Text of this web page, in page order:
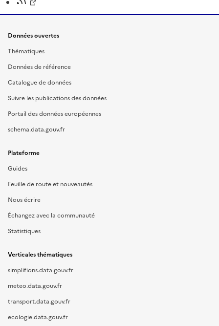
Données ouvertes
Thématiques
Données de référence
Catalogue de données
Suivre les publications des données
Portail des données européennes
schema.data.gouv.fr
Plateforme
Guides
Feuille de route et nouveautés
Nous écrire
Échangez avec la communauté
Statistiques
Verticales thématiques
simplifions.data.gouv.fr
meteo.data.gouv.fr
transport.data.gouv.fr
ecologie.data.gouv.fr